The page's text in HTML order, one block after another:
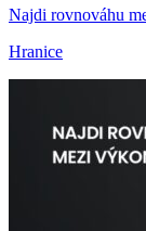
Najdi rovnováhu
Hranice